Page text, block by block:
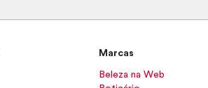
Marcas
Beleza na Web